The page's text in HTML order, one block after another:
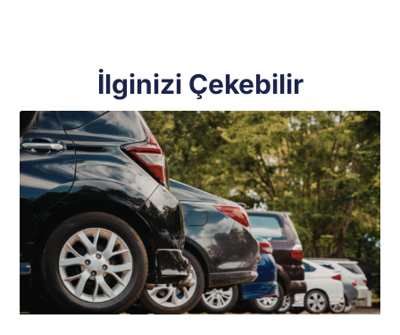
İlginizi Çekebilir